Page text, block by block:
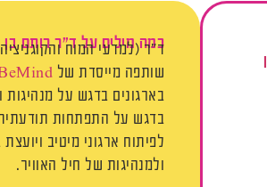
כמה מילים על ד"ר רותם בן
ד"ר (למדעי המוח
שותפה מייסדת של
בארגונים בדגש על מנהיגות
בדגש על התפתחות
לפיתוח ארגוני מיטיב
ולמנהיגות של חיל האוויר.